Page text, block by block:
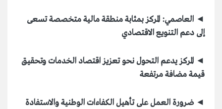
◄ العاصمي: المركز بمثابة منطقة مالية متخصصة تسعى
إلى دعم التنويع الاقتصادي
◄ المركز يدعم التحول نحو تعزيز اقتصاد الخدمات وتحقيق
قيمة مضافة مرتفعة
◄ ضرورة العمل على تأهيل الكفاءات الوطنية والاستفادة